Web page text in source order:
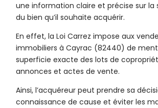
une information claire et précise sur la
du bien qu’il souhaite acquérir.
En effet, la Loi Carrez impose aux
immobiliers à Cayrac (82440) de
superficie exacte des lots de
annonces et actes de vente.
Ainsi, l’acquéreur peut prendre sa
connaissance de cause et éviter les